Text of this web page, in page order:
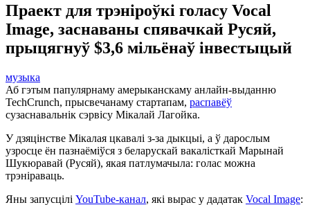
Праект для трэніроўкі голасу Vocal
Image, заснаваны спявачкай Русяй,
прыцягнуў $3,6 мільёнаў інвестыцый
музыка
Аб гэтым папулярнаму амерыканскаму анлайн-выданню
TechCrunch, прысвечанаму стартапам, распавёў
сузаснавальнік сэрвісу Мікалай Лагойка.
У дзяцінстве Мікалая цкавалі з-за дыкцыі, а ў дарослым
узросце ён пазнаёміўся з беларускай вакалісткай Марынай
Шукюравай (Русяй), якая патлумачыла: голас можна
трэніраваць.
Яны запусцілі YouTube-канал, які вырас у дадатак Vocal Image: